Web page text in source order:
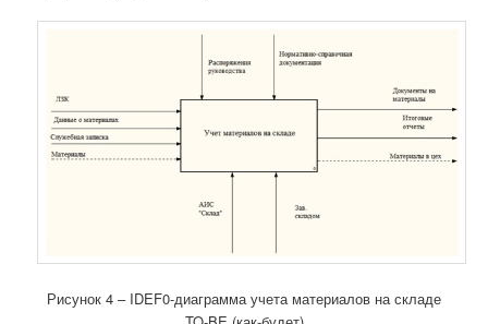
Рисунок 4 – IDEF0-диаграмма учета материалов на складе